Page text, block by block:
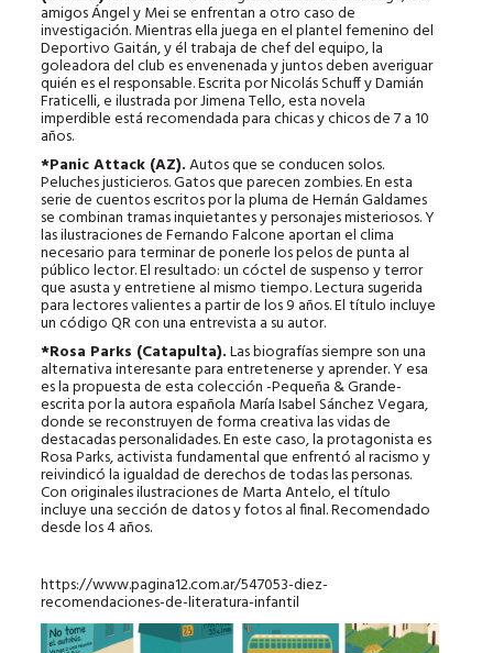
amigos Ángel y Mei se enfrentan a otro caso de
investigación. Mientras ella juega en el plantel femenino del
Deportivo Gaitán, y él trabaja de chef del equipo, la
goleadora del club es envenenada y juntos deben averiguar
quién es el responsable. Escrita por Nicolás Schuff y Damián
Fraticelli, e ilustrada por Jimena Tello, esta novela
imperdible está recomendada para chicas y chicos de 7 a 10
años.
*Panic Attack (AZ).Autos que se conducen solos.
Peluches justicieros. Gatos que parecen zombies. En esta
serie de cuentos escritos por la pluma de Hernán Galdames
se combinan tramas inquietantes y personajes misteriosos. Y
las ilustraciones de Fernando Falcone aportan el clima
necesario para terminar de ponerle los pelos de punta al
público lector. El resultado: un cóctel de suspenso y terror
que asusta y entretiene al mismo tiempo. Lectura sugerida
para lectores valientes a partir de los 9 años. El título incluye
un código QR con una entrevista a su autor.
*Rosa Parks (Catapulta).Las biografías siempre son una
alternativa interesante para entretenerse y aprender. Y esa
es la propuesta de esta colección -Pequeña & Grande-
escrita por la autora española María Isabel Sánchez Vegara,
donde se reconstruyen de forma creativa las vidas de
destacadas personalidades. En este caso, la protagonista es
Rosa Parks, activista fundamental que enfrentó al racismo y
reivindicó la igualdad de derechos de todas las personas.
Con originales ilustraciones de Marta Antelo, el título
incluye una sección de datos y fotos al final. Recomendado
desde los 4 años.
https://www.pagina12.com.ar/547053-diez-
recomendaciones-de-literatura-infantil